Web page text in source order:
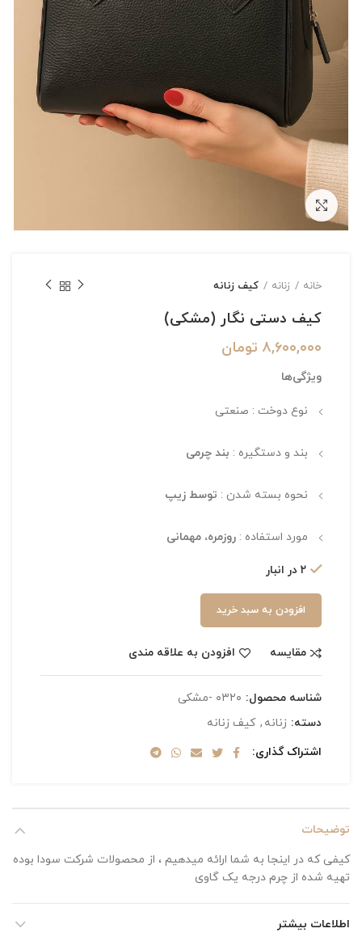
بزرگنمایی تصویر
خانه زنانه کیف زنانه
کیف دستی نگار (مشکی)
۸,۶۰۰,۰۰۰ تومان
ویژگی‌ها
نوع دوخت : صنعتی
بند و دستگیره : بند چرمی
نحوه بسته شدن : توسط زیپ
مورد استفاده : روزمره، مهمانی
۲ در انبار
افزودن به سبد خرید
مقایسه افزودن به علاقه مندی
شناسه محصول: ۰۳۲۰ -مشکی
دسته: زنانه , کیف زنانه
اشتراک گذاری
توضیحات
کیفی که در اینجا به شما ارائه میدهیم ، از محصولات شرکت سودا بوده
تهیه شده از چرم درجه یک گاوی
اطلاعات بیشتر